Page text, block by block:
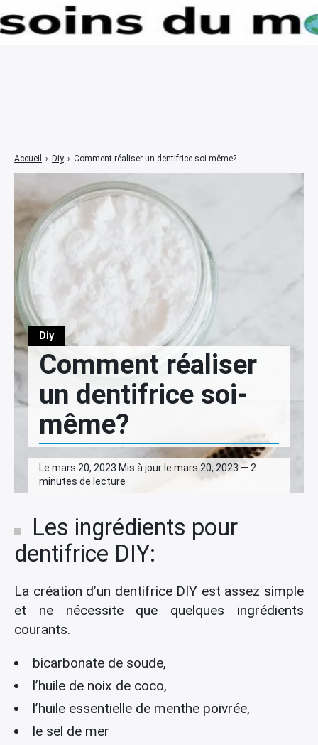
☰
Diy
Comment réaliser
un dentifrice soi-
même?
Le mars 20, 2023 Mis à jour le mars 20, 2023 — 2
minutes de lecture
Accueil › Diy › Comment réaliser un dentifrice soi-même?
Les ingrédients pour
dentifrice DIY:
La création d’un dentifrice DIY est assez simple
et ne nécessite que quelques ingrédients
courants.
bicarbonate de soude,
l’huile de noix de coco,
l’huile essentielle de menthe poivrée,
le sel de mer